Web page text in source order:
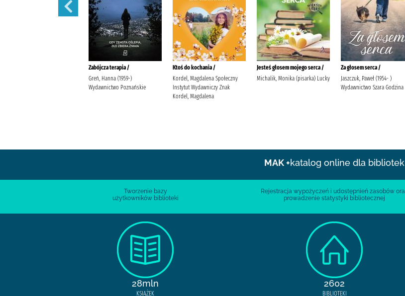
Zabójcza terapia /
Greń, Hanna (1959-)
Wydawnictwo Poznańskie
Ktoś do kochania /
Kordel, Magdalena Społeczny
Instytut Wydawniczy Znak
Kordel, Magdalena
Jesteś głosem mojego serca /
Michalik, Monika (pisarka) Lucky
Za głosem serca /
Jaszczuk, Paweł (1954- )
Wydawnictwo Szara Godzina
MAK +katalog online dla bibliotek
Tworzenie bazy
użytkowników biblioteki
Rejestracja wypożyczeń i udostępnień zasobów
prowadzenie statystyki bibliotecznej
28mln
KSIĄŻEK
2602
BIBLIOTEKI